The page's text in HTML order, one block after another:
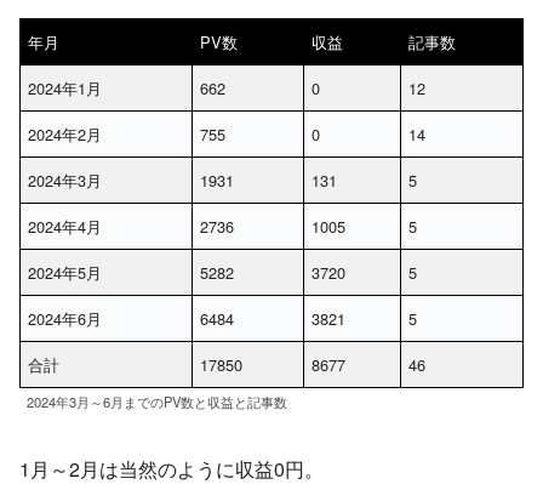
年月 PV数 収益
記事数
2024年1月
662 0
12
2024年2月
755 0
14
2024年3月
1931 131
5
2024年4月
2736 1005
5
2024年5月
5282 3720
5
2024年6月
6484 3821
5
合計
17850 8677 46
2024年3月～6月までのPV数と収益と記事数
1月～2月は当然のように収益0円。